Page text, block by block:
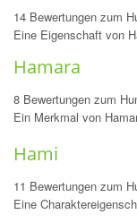
14 Bewertungen zum
Eine Eigenschaft von
Hamara
8 Bewertungen zum
Ein Merkmal von
Hami
11 Bewertungen zum
Eine